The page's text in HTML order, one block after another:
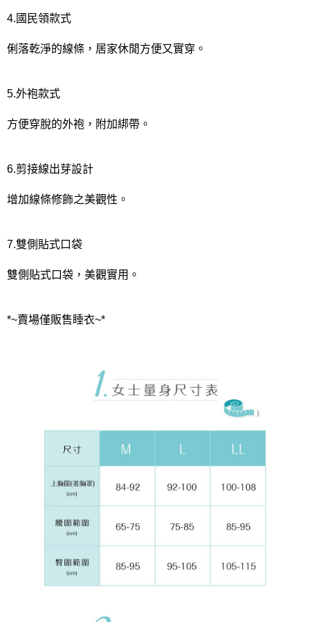
4.國民領款式
俐落乾淨的線條，居家休閒方便又實穿。
5.外袍款式
方便穿脫的外袍，附加綁帶。
6.剪接線出芽設計
增加線條修飾之美觀性。
7.雙側貼式口袋
雙側貼式口袋，美觀實用。
*~賣場僅販售睡衣~*